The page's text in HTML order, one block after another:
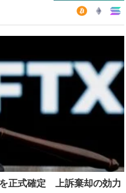
正式確定 上訴棄却の効力